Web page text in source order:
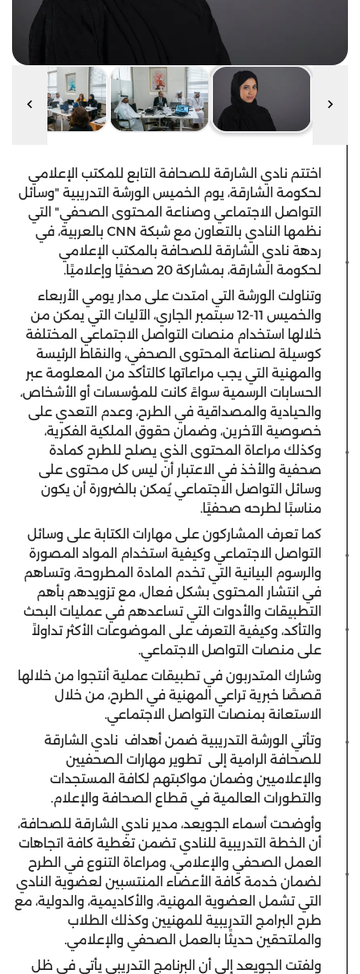
اختتم نادي الشارقة للصحافة التابع للمكتب الإعلامي
لحكومة الشارقة، يوم الخميس الورشة التدريبية "وسائل
التواصل الاجتماعي وصناعة المحتوى الصحفي" التي
نظمها النادي بالتعاون مع شبكة CNN بالعربية، في
ردهة نادي الشارقة للصحافة بالمكتب الإعلامي
لحكومة الشارقة، بمشاركة 20 صحفيًا وإعلاميًا.
وتناولت الورشة التي امتدت على مدار يومي الأربعاء
والخميس 11-12 سبتمبر الجاري، الآليات التي يمكن من
خلالها استخدام منصات التواصل الاجتماعي المختلفة
كوسيلة لصناعة المحتوى الصحفي، والنقاط الرئيسة
والمهنية التي يجب مراعاتها كالتأكد من المعلومة عبر
الحسابات الرسمية سواءً كانت للمؤسسات أو الأشخاص،
والحيادية والمصداقية في الطرح، وعدم التعدي على
خصوصية الآخرين، وضمان حقوق الملكية الفكرية،
وكذلك مراعاة المحتوى الذي يصلح للطرح كمادة
صحفية والأخذ في الاعتبار أن ليس كل محتوى على
وسائل التواصل الاجتماعي يُمكن بالضرورة أن يكون
مناسبًا لطرحه صحفيًا.
كما تعرف المشاركون على مهارات الكتابة على وسائل
التواصل الاجتماعي وكيفية استخدام المواد المصورة
والرسوم البيانية التي تخدم المادة المطروحة، وتساهم
في انتشار المحتوى بشكل فعال، مع تزويدهم بأهم
التطبيقات والأدوات التي تساعدهم في عمليات البحث
والتأكد، وكيفية التعرف على الموضوعات الأكثر تداولاً
على منصات التواصل الاجتماعي.
وشارك المتدربون في تطبيقات عملية أنتجوا من خلالها
قصصًا خبرية تراعي المهنية في الطرح، من خلال
الاستعانة بمنصات التواصل الاجتماعي.
وتأتي الورشة التدريبية ضمن أهداف نادي الشارقة
للصحافة الرامية إلى تطوير مهارات الصحفيين
والإعلاميين وضمان مواكبتهم لكافة المستجدات
والتطورات العالمية في قطاع الصحافة والإعلام.
وأوضحت أسماء الجويعد، مدير نادي الشارقة للصحافة،
أن الخطة التدريبية للنادي تضمن تغطية كافة اتجاهات
العمل الصحفي والإعلامي، ومراعاة التنوع في الطرح
لضمان خدمة كافة الأعضاء المنتسبين لعضوية النادي
التي تشمل العضوية المهنية، والأكاديمية، والدولية، مع
طرح البرامج التدريبية للمهنيين وكذلك الطلاب
والملتحقين حديثًا بالعمل الصحفي والإعلامي.
ولفتت الجويعد إلى أن البرنامج التدريبي يأتي في ظل